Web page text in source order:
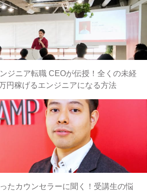
ジニア転職 CEOが伝授！全くの未経
円稼げるエンジニアになる方法
たカウンセラーに聞く！受講生の悩